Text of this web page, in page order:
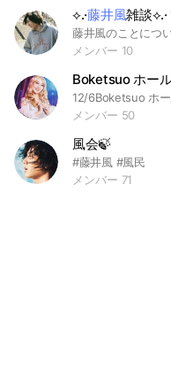
⟡.·藤井風雑談
メンバー 10
メンバー 50
風会🍃
#藤井風 #風民
メンバー 71